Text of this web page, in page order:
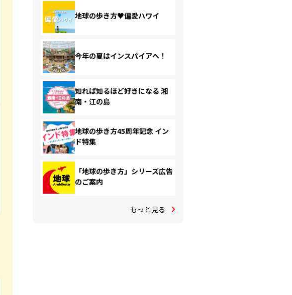
地球の歩き方♥偏愛ハワイ
今年の夏はインスパイアへ！
知れば知るほど好きになる 湘
南・江の島
地球の歩き方45周年記念 イン
ド特集
「地球の歩き方」シリーズ広告
のご案内
もっと見る